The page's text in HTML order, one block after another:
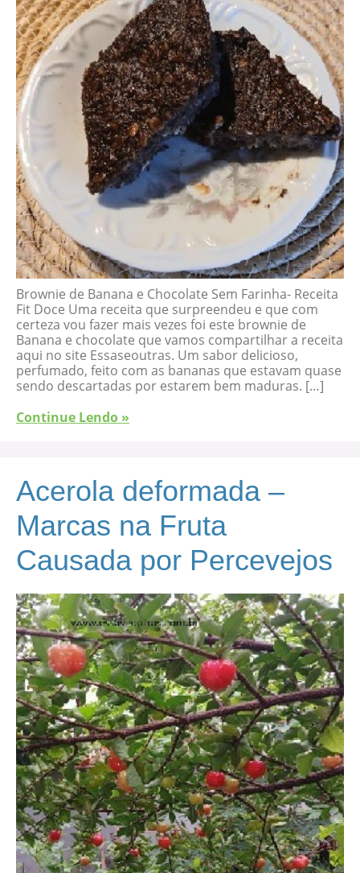
Brownie de Banana e Chocolate Sem Farinha- Receita
Fit Doce Uma receita que surpreendeu e que com
certeza vou fazer mais vezes foi este brownie de
Banana e chocolate que vamos compartilhar a receita
aqui no site Essaseoutras. Um sabor delicioso,
perfumado, feito com as bananas que estavam quase
sendo descartadas por estarem bem maduras. […]
Continue Lendo »
Acerola deformada –
Marcas na Fruta
Causada por Percevejos